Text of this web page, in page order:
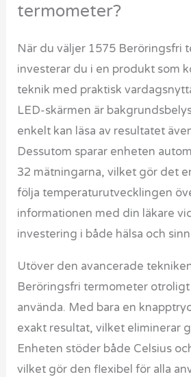
termometer?
När du väljer 1575 Beröringsfri
investerar du i en produkt som
teknik med praktisk
LED-skärmen är
enkelt kan läsa av resultatet
Dessutom sparar enheten
32 mätningarna, vilket gör det
följa temperaturutvecklingen
informationen med din läkare
investering i både hälsa och
Utöver den avancerade
Beröringsfri termometer
använda. Med bara en
exakt resultat, vilket eliminerar
Enheten stöder både Celsius
vilket gör den flexibel för alla